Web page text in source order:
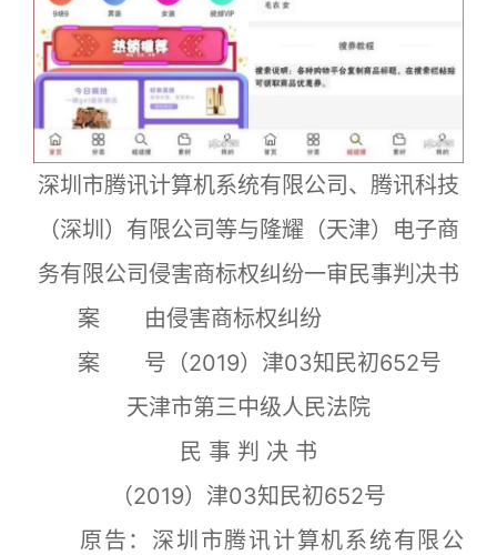
深圳市腾讯计算机系统有限公司、腾讯科技
（深圳）有限公司等与隆耀（天津）电子商
务有限公司侵害商标权纠纷一审民事判决书
案 由侵害商标权纠纷
案 号（2019）津03知民初652号
天津市第三中级人民法院
民 事 判 决 书
（2019）津03知民初652号
原告：深圳市腾讯计算机系统有限公